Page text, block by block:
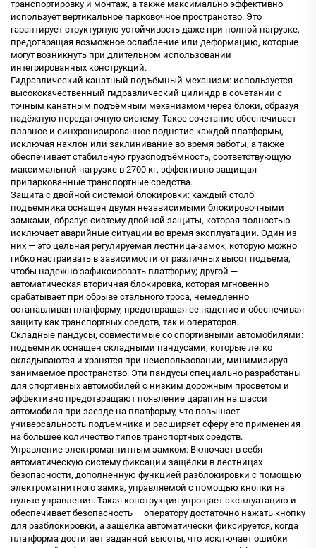
транспортировку и монтаж, а также максимально эффективно
использует вертикальное парковочное пространство. Это
гарантирует структурную устойчивость даже при полной нагрузке,
предотвращая возможное ослабление или деформацию, которые
могут возникнуть при длительном использовании
интегрированных конструкций.
Гидравлический канатный подъёмный механизм: используется
высококачественный гидравлический цилиндр в сочетании с
точным канатным подъёмным механизмом через блоки, образуя
надёжную передаточную систему. Такое сочетание обеспечивает
плавное и синхронизированное поднятие каждой платформы,
исключая наклон или заклинивание во время работы, а также
обеспечивает стабильную грузоподъёмность, соответствующую
максимальной нагрузке в 2700 кг, эффективно защищая
припаркованные транспортные средства.
Защита с двойной системой блокировки: каждый столб
подъемника оснащен двумя независимыми блокировочными
замками, образуя систему двойной защиты, которая полностью
исключает аварийные ситуации во время эксплуатации. Один из
них — это цельная регулируемая лестница-замок, которую можно
гибко настраивать в зависимости от различных высот подъема,
чтобы надежно зафиксировать платформу; другой —
автоматическая вторичная блокировка, которая мгновенно
срабатывает при обрыве стального троса, немедленно
останавливая платформу, предотвращая ее падение и обеспечивая
защиту как транспортных средств, так и операторов.
Складные пандусы, совместимые со спортивными автомобилями:
подъемник оснащен складными пандусами, которые легко
складываются и хранятся при неиспользовании, минимизируя
занимаемое пространство. Эти пандусы специально разработаны
для спортивных автомобилей с низким дорожным просветом и
эффективно предотвращают появление царапин на шасси
автомобиля при заезде на платформу, что повышает
универсальность подъемника и расширяет сферу его применения
на большее количество типов транспортных средств.
Управление электромагнитным замком: Включает в себя
автоматическую систему фиксации защёлки в лестницах
безопасности, дополненную функцией разблокировки с помощью
электромагнитного замка, управляемой с помощью кнопки на
пульте управления. Такая конструкция упрощает эксплуатацию и
обеспечивает безопасность — оператору достаточно нажать кнопку
для разблокировки, а защёлка автоматически фиксируется, когда
платформа достигает заданной высоты, что исключает ошибки